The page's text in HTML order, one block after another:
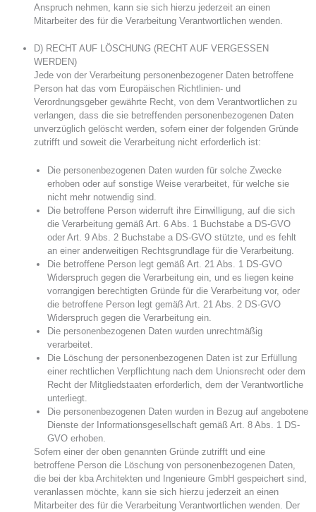
Anspruch nehmen, kann sie sich hierzu jederzeit an einen
Mitarbeiter des für die Verarbeitung Verantwortlichen wenden.
D) RECHT AUF LÖSCHUNG (RECHT AUF VERGESSEN
WERDEN)
Jede von der Verarbeitung personenbezogener Daten betroffene
Person hat das vom Europäischen Richtlinien- und
Verordnungsgeber gewährte Recht, von dem Verantwortlichen zu
verlangen, dass die sie betreffenden personenbezogenen Daten
unverzüglich gelöscht werden, sofern einer der folgenden Gründe
zutrifft und soweit die Verarbeitung nicht erforderlich ist:
Die personenbezogenen Daten wurden für solche Zwecke
erhoben oder auf sonstige Weise verarbeitet, für welche sie
nicht mehr notwendig sind.
Die betroffene Person widerruft ihre Einwilligung, auf die sich
die Verarbeitung gemäß Art. 6 Abs. 1 Buchstabe a DS-GVO
oder Art. 9 Abs. 2 Buchstabe a DS-GVO stützte, und es fehlt
an einer anderweitigen Rechtsgrundlage für die Verarbeitung.
Die betroffene Person legt gemäß Art. 21 Abs. 1 DS-GVO
Widerspruch gegen die Verarbeitung ein, und es liegen keine
vorrangigen berechtigten Gründe für die Verarbeitung vor, oder
die betroffene Person legt gemäß Art. 21 Abs. 2 DS-GVO
Widerspruch gegen die Verarbeitung ein.
Die personenbezogenen Daten wurden unrechtmäßig
verarbeitet.
Die Löschung der personenbezogenen Daten ist zur Erfüllung
einer rechtlichen Verpflichtung nach dem Unionsrecht oder dem
Recht der Mitgliedstaaten erforderlich, dem der Verantwortliche
unterliegt.
Die personenbezogenen Daten wurden in Bezug auf angebotene
Dienste der Informationsgesellschaft gemäß Art. 8 Abs. 1 DS-
GVO erhoben.
Sofern einer der oben genannten Gründe zutrifft und eine
betroffene Person die Löschung von personenbezogenen Daten,
die bei der kba Architekten und Ingenieure GmbH gespeichert sind,
veranlassen möchte, kann sie sich hierzu jederzeit an einen
Mitarbeiter des für die Verarbeitung Verantwortlichen wenden. Der